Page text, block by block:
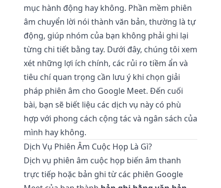
mục hành động hay không. Phần mềm phiên
âm chuyển lời nói thành văn bản, thường là tự
động, giúp nhóm của bạn không phải ghi lại
từng chi tiết bằng tay. Dưới đây, chúng tôi xem
xét những lợi ích chính, các rủi ro tiềm ẩn và
tiêu chí quan trọng cần lưu ý khi chọn giải
pháp phiên âm cho Google Meet. Đến cuối
bài, bạn sẽ biết liệu các dịch vụ này có phù
hợp với phong cách cộng tác và ngân sách của
mình hay không.
Dịch Vụ Phiên Âm Cuộc Họp Là Gì?
Dịch vụ phiên âm cuộc họp biến âm thanh
trực tiếp hoặc bản ghi từ các phiên Google